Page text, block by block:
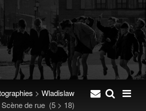
> Wladislaw
Scène de rue (5 > 18)